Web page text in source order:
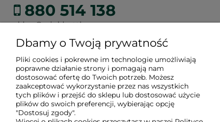
880 514 138
sklep@winkbottle.com
Zakupy
Informacje
Dbamy o Twoją prywatność
Pliki cookies i pokrewne im technologie umożliwiają
poprawne działanie strony i pomagają nam
dostosować ofertę do Twoich potrzeb. Możesz
zaakceptować wykorzystanie przez nas wszystkich
tych plików i przejść do sklepu lub dostosować użycie
plików do swoich preferencji, wybierając opcję
"Dostosuj zgody".